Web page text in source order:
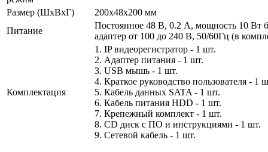
Размер (ШxВxГ)
200x48x200 мм
Питание
Постоянное 48 В, 0.2 А, мощность 10 Вт
адаптер от 100 до 240 В, 50/60Гц (в
Комплектация
1. IP видеорегистратор - 1 шт.
2. Адаптер питания - 1 шт.
3. USB мышь - 1 шт.
4. Краткое руководство пользователя - 1
5. Кабель данных SATA - 1 шт.
6. Кабель питания HDD - 1 шт.
7. Крепежный комплект - 1 шт.
8. CD диск с ПО и инструкциями - 1 шт.
9. Сетевой кабель - 1 шт.